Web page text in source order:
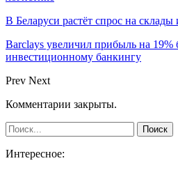
В Беларуси растёт спрос на
Barclays увеличил прибыль на 19%
инвестиционному банкингу
Prev Next
Комментарии закрыты.
Интересное: